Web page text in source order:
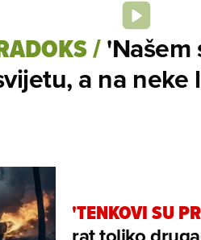
/'Našem
a na
'TENKOVI SU